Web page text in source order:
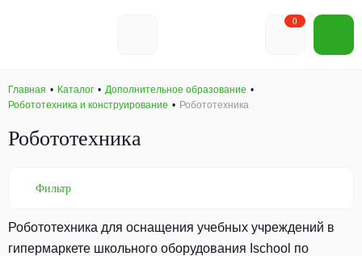
0
Главная Каталог
Дополнительное образование
Робототехника и конструирование
Робототехника
Робототехника
Фильтр
Робототехника для оснащения учебных учреждений в
гипермаркете школьного оборудования Ischool по